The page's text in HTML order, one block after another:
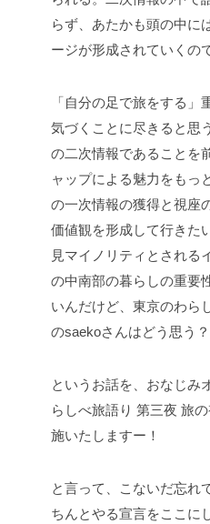
らず、あたかも頭の中に
ージが形成されていくの
「自分の足で旅をする
気づくことに尽きると思
の二次情報であることを
ャップによる魅力をもっ
の一次情報の獲得と視座
価値観を形成して行きた
見マイノリティとされる
の中南部の暮らしの重要
いんだけど、東京のわら
のsaekoさんはどう思う？
というお話を、おなじみ
らしべ旅語り 第三夜 旅
施いたしますー！
と言って、こないだ忘れ
ちんとやる宣言をここに